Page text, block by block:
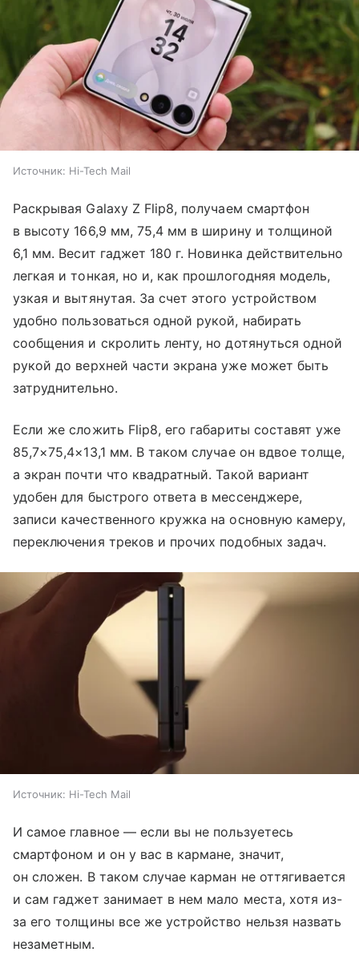
Источник: Hi-Tech Mail
Раскрывая Galaxy Z Flip8, получаем смартфон
в высоту 166,9 мм, 75,4 мм в ширину и толщиной
6,1 мм. Весит гаджет 180 г. Новинка действительно
легкая и тонкая, но и, как прошлогодняя модель,
узкая и вытянутая. За счет этого устройством
удобно пользоваться одной рукой, набирать
сообщения и скролить ленту, но дотянуться одной
рукой до верхней части экрана уже может быть
затруднительно.
Если же сложить Flip8, его габариты составят уже
85,7×75,4×13,1 мм. В таком случае он вдвое толще,
а экран почти что квадратный. Такой вариант
удобен для быстрого ответа в мессенджере,
записи качественного кружка на основную камеру,
переключения треков и прочих подобных задач.
Источник: Hi-Tech Mail
И самое главное — если вы не пользуетесь
смартфоном и он у вас в кармане, значит,
он сложен. В таком случае карман не оттягивается
и сам гаджет занимает в нем мало места, хотя из-
за его толщины все же устройство нельзя назвать
незаметным.